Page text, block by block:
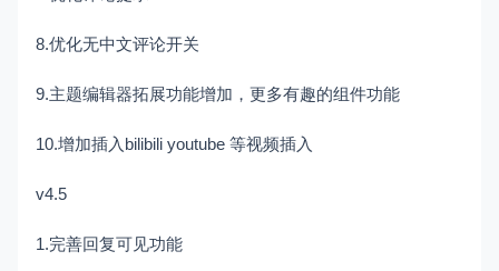
8.优化无中文评论开关
9.主题编辑器拓展功能增加，更多有趣的组件功能
10.增加插入bilibili youtube 等视频插入
v4.5
1.完善回复可见功能